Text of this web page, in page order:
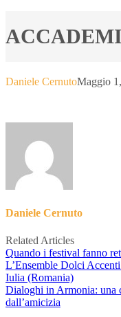
Daniele CernutoMaggio
Daniele Cernuto
Related Articles
Quando i festival fanno
L’Ensemble Dolci
Iulia (Romania)
Dialoghi in Armonia: una
dall’amicizia